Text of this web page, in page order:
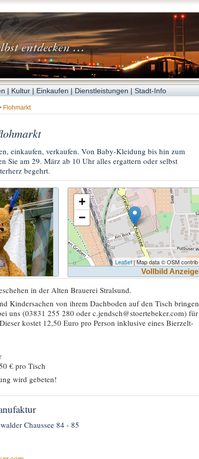
| Kultur| Einkaufen | Dienstleistungen | Stadt-Info
Flohmarkt
einkaufen, verkaufen. Von Baby-Kleidung bis hin zum
Sie am 29. März ab 10 Uhr alles ergattern oder selbst
begehrt.
+
−
Leaflet| Map data © OSM contrib
Vollbild Anzeige
in der Alten Brauerei Stralsund.
Kindersachen von ihrem Dachboden auf den Tisch bringen
uns (03831 255 280 oder c.jendsch@stoertebeker.com) für
kostet 12,50 Euro pro Person inklusive eines Bierzelt-
€ pro Tisch
wird gebeten!
Chaussee 84 - 85